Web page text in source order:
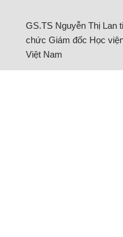
GS.TS Nguyễn Thị Lan
chức Giám đốc Học
Việt Nam